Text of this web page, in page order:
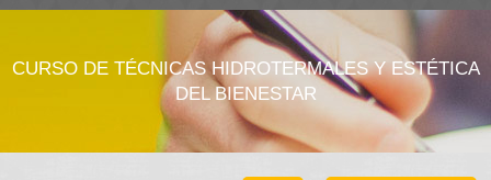
CURSO DE TÉCNICAS HIDROTERMALES Y ESTÉTICA
DEL BIENESTAR